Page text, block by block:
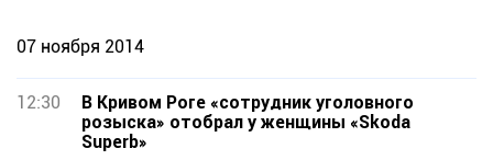
07 ноября 2014
12:30
В Кривом Роге «сотрудник уголовного
розыска» отобрал у женщины «Skoda
Superb»